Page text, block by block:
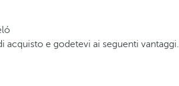
acquisto e godetevi ai seguenti vantaggi.